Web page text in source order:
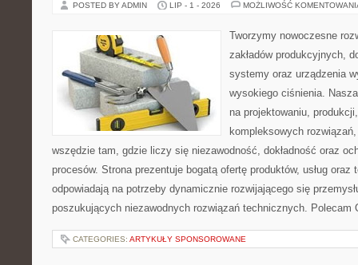
POSTED BY ADMIN LIP - 1 - 2026 MOŻLIWOŚĆ
Tworzymy nowoczesne
zakładów produkcyjnych,
systemy oraz urządzenia
wysokiego ciśnienia.
na projektowaniu,
kompleksowych
wszędzie tam, gdzie liczy się niezawodność, dokładność oraz
procesów. Strona prezentuje bogatą ofertę produktów, usług oraz
odpowiadają na potrzeby dynamicznie rozwijającego się
poszukujących niezawodnych rozwiązań technicznych.
CATEGORIES: ARTYKUŁY SPONSOROWANE